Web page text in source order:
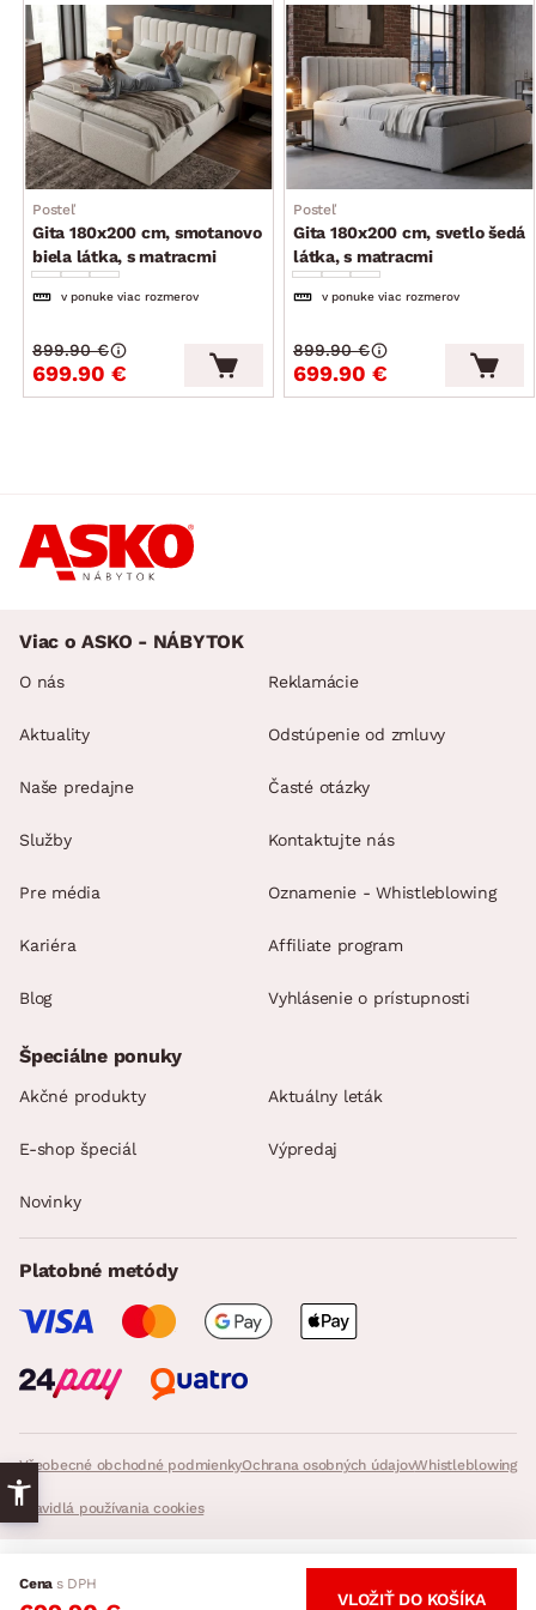
český výrobok
bez vyobrazenej deky, vankúšov a lôžkovín
dodávané v čiastočnom demonte
Posteľ
Gita 180x200 cm, smotanovo
biela látka, s matracmi
v ponuke viac rozmerov
699.90 €
899.90 €
Posteľ
Gita 180x200 cm, svetlo šedá
látka, s matracmi
v ponuke viac rozmerov
699.90 €
899.90 €
Cena s DPH
VLOŽIŤ DO KOŠÍKA
Viac o ASKO - NÁBYTOK
O nás
Aktuality
Naše predajne
Služby
Pre média
Kariéra
Blog
Reklamácie
Odstúpenie od zmluvy
Časté otázky
Kontaktujte nás
Oznamenie - Whistleblowing
Affiliate program
Vyhlásenie o prístupnosti
Všeobecné obchodné podmienkyOchrana osobných údajovWhistleblowing
Pravidlá používania cookies
Špeciálne ponuky
Akčné produkty Aktuálny leták
E-shop špeciál Výpredaj
Novinky
Platobné metódy
© 2026 ASKO - NÁBYTOK, všetky práva vyhradené. - InveoCMS,Inveo.cz
s.r.o.